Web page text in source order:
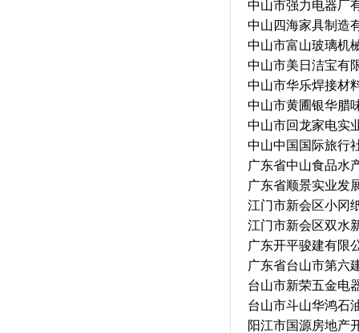
中山市强力电器厂
中山四海家具制造
中山市富山玻璃机
中山市美日洁宝有
中山市华乐焊接材
中山市黄圃银华腊
中山市回龙家电实
中山中国国际旅行
广东省中山食品水
广东省顺景实业发
江门市新会区小冈
江门市新会区双水
广东开平骏建有限
广东省台山市第六
台山市新荣五金电
台山市斗山华鸿石
阳江市国源房地产